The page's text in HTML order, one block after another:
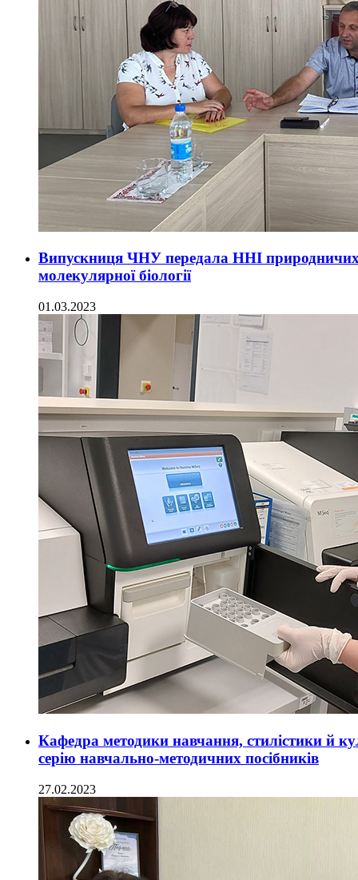
Випускниця ЧНУ передала ННІ природничих
молекулярної біології
01.03.2023
Кафедра методики навчання, стилістики й
серію навчально-методичних посібників
27.02.2023